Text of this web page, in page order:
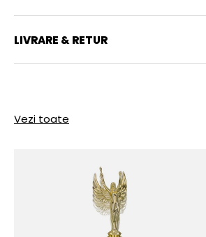
LIVRARE & RETUR
Vezi toate